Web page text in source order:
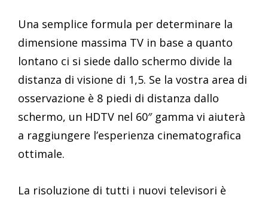
Una semplice formula per determinare la
dimensione massima TV in base a quanto
lontano ci si siede dallo schermo divide la
distanza di visione di 1,5. Se la vostra area di
osservazione è 8 piedi di distanza dallo
schermo, un HDTV nel 60″ gamma vi aiuterà
a raggiungere l’esperienza cinematografica
ottimale.
La risoluzione di tutti i nuovi televisori è